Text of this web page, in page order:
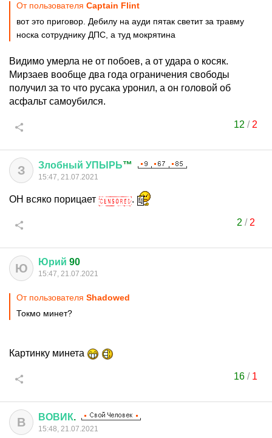
От пользователя Captain Flint
вот это приговор. Дебилу на ауди пятак светит за травму
носка сотруднику ДПС, а туд мокрятина
Видимо умерла не от побоев, а от удара о косяк.
Мирзаев вообще два года ограничения свободы
получил за то что русака уронил, а он головой об
асфальт самоубился.
12 / 2
З Злобный УПЫРЬ™
15:47, 21.07.2021
ОН всяко порицает .
2 / 2
Ю Юрий 90
15:47, 21.07.2021
От пользователя Shadowed
Токмо минет?
Картинку минета
16 / 1
В ВОВИК.
15:48, 21.07.2021